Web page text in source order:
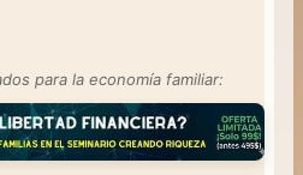
para la economía familiar: